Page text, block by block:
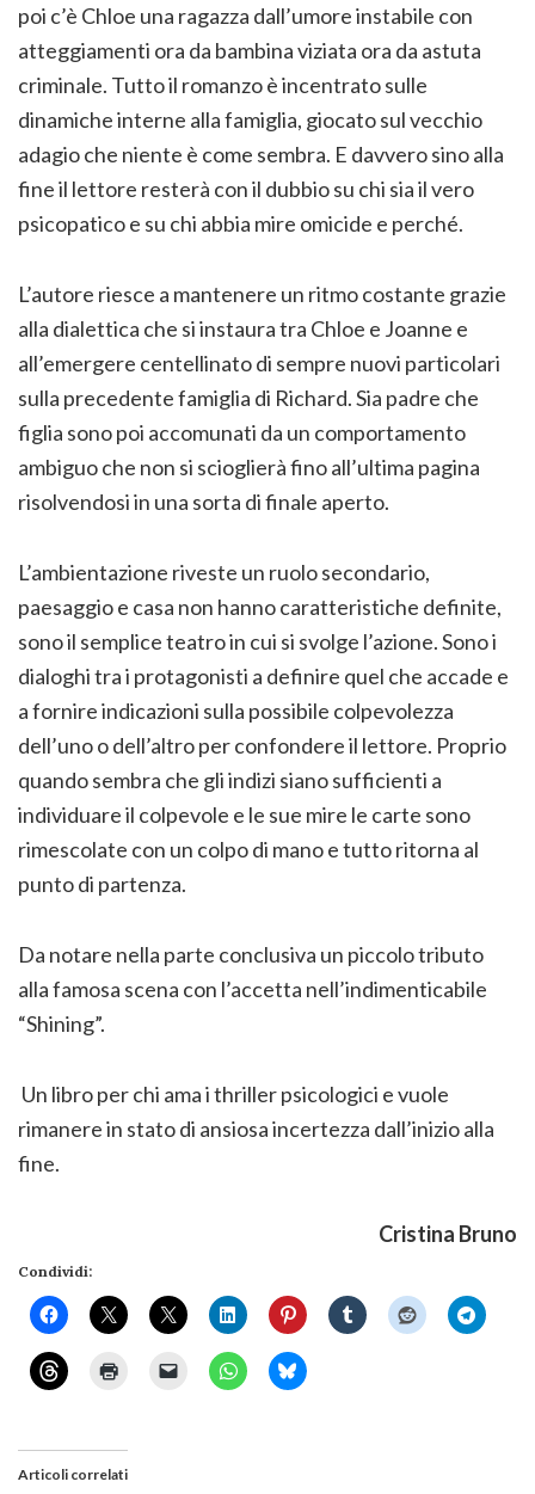
poi c’è Chloe una ragazza dall’umore instabile con
atteggiamenti ora da bambina viziata ora da astuta
criminale. Tutto il romanzo è incentrato sulle
dinamiche interne alla famiglia, giocato sul vecchio
adagio che niente è come sembra. E davvero sino alla
fine il lettore resterà con il dubbio su chi sia il vero
psicopatico e su chi abbia mire omicide e perché.
L’autore riesce a mantenere un ritmo costante grazie
alla dialettica che si instaura tra Chloe e Joanne e
all’emergere centellinato di sempre nuovi particolari
sulla precedente famiglia di Richard. Sia padre che
figlia sono poi accomunati da un comportamento
ambiguo che non si scioglierà fino all’ultima pagina
risolvendosi in una sorta di finale aperto.
L’ambientazione riveste un ruolo secondario,
paesaggio e casa non hanno caratteristiche definite,
sono il semplice teatro in cui si svolge l’azione. Sono i
dialoghi tra i protagonisti a definire quel che accade e
a fornire indicazioni sulla possibile colpevolezza
dell’uno o dell’altro per confondere il lettore. Proprio
quando sembra che gli indizi siano sufficienti a
individuare il colpevole e le sue mire le carte sono
rimescolate con un colpo di mano e tutto ritorna al
punto di partenza.
Da notare nella parte conclusiva un piccolo tributo
alla famosa scena con l’accetta nell’indimenticabile
“Shining”.
Un libro per chi ama i thriller psicologici e vuole
rimanere in stato di ansiosa incertezza dall’inizio alla
fine.
Cristina Bruno
Condividi:
Articoli correlati